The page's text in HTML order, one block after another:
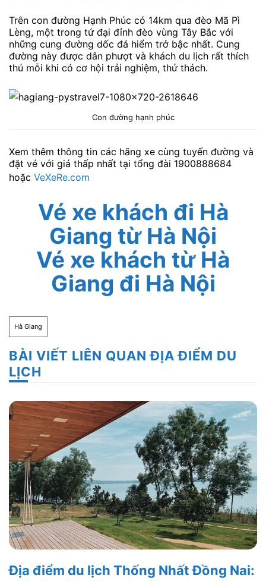
Trên con đường Hạnh Phúc có 14km qua đèo Mã Pì
Lèng, một trong tứ đại đỉnh đèo vùng Tây Bắc với
những cung đường dốc đá hiểm trở bậc nhất. Cung
đường này được dân phượt và khách du lịch rất thích
thú mỗi khi có cơ hội trải nghiệm, thử thách.
Con đường hạnh phúc
Xem thêm thông tin các hãng xe cùng tuyến đường và
đặt vé với giá thấp nhất tại tổng đài 1900888684
hoặc VeXeRe.com
Vé xe khách đi Hà
Giang từ Hà Nội
Vé xe khách từ Hà
Giang đi Hà Nội
Hà Giang
BÀI VIẾT LIÊN QUAN ĐỊA ĐIỂM DU
LỊCH
Địa điểm du lịch Thống Nhất Đồng Nai: